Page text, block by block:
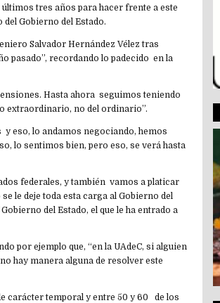
tres años para hacer frente a este
Gobierno del Estado.
Salvador Hernández Vélez tras
pasado”, recordando lo padecido en la
Hasta ahora seguimos teniendo
extraordinario, no del ordinario”.
eso, lo andamos negociando, hemos
lo sentimos bien, pero eso, se verá hasta
federales, y también vamos a platicar
le deje toda esta carga al Gobierno del
del Estado, el que le ha entrado a
por ejemplo que, “en la UAdeC, si alguien
hay manera alguna de resolver este
carácter temporal y entre 50 y 60 de los